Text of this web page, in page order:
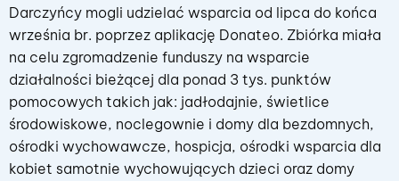
Darczyńcy mogli udzielać wsparcia od lipca do końca
września br. poprzez aplikację Donateo. Zbiórka miała
na celu zgromadzenie funduszy na wsparcie
działalności bieżącej dla ponad 3 tys. punktów
pomocowych takich jak: jadłodajnie, świetlice
środowiskowe, noclegownie i domy dla bezdomnych,
ośrodki wychowawcze, hospicja, ośrodki wsparcia dla
kobiet samotnie wychowujących dzieci oraz domy